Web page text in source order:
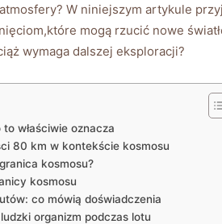
W niniejszym artykule
mogą rzucić nowe
wymaga dalszej eksploracji?
właściwie oznacza
80 km w kontekście kosmosu
kosmosu?
kosmosu
co mówią doświadczenia
organizm podczas lotu